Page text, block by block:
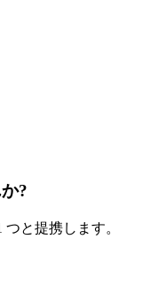
?
と提携します。